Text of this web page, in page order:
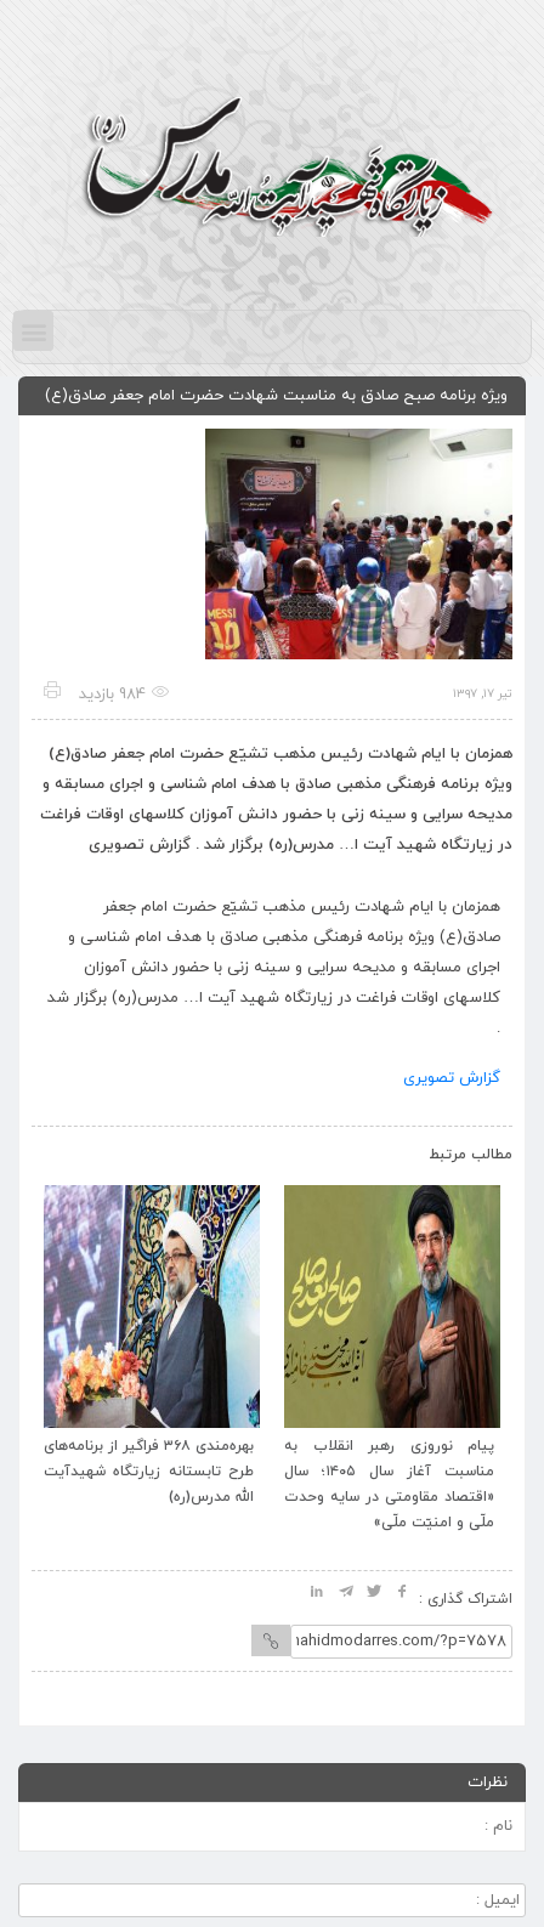
ویژه برنامه صبح صادق به مناسبت شهادت حضرت امام جعفر صادق(ع)
تیر ۱۷, ۱۳۹۷ 984 بازدید
همزمان با ایام شهادت رئیس مذهب تشیّع حضرت امام جعفر صادق(ع)
ویژه برنامه فرهنگی مذهبی صادق با هدف امام شناسی و اجرای مسابقه و
مدیحه سرایی و سینه زنی با حضور دانش آموزان کلاسهای اوقات فراغت
در زیارتگاه شهید آیت ا… مدرس(ره) برگزار شد . گزارش تصویری
همزمان با ایام شهادت رئیس مذهب تشیّع حضرت امام جعفر
صادق(ع) ویژه برنامه فرهنگی مذهبی صادق با هدف امام شناسی و
اجرای مسابقه و مدیحه سرایی و سینه زنی با حضور دانش آموزان
کلاسهای اوقات فراغت در زیارتگاه شهید آیت ا… مدرس(ره) برگزار شد
.
گزارش تصویری
مطالب مرتبط
پیام نوروزی رهبر انقلاب به
مناسبت آغاز سال ۱۴۰۵؛ سال
«اقتصاد مقاومتی در سایه وحدت
ملّی و امنیّت ملّی»
بهره‌مندی ۳۶۸ فراگیر از برنامه‌های
طرح تابستانه زیارتگاه شهیدآیت
الله مدرس(ره)
اشتراک گذاری :
نظرات